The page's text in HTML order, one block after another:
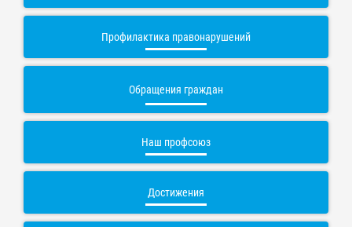
Профилактика правонарушений
Обращения граждан
Наш профсоюз
Достижения